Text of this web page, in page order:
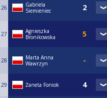
26
Gabriela
Siemieniec
27
Agnieszka
Bronikowska
28
Marta Anna
Wawrzyn
29 Żaneta Foniok